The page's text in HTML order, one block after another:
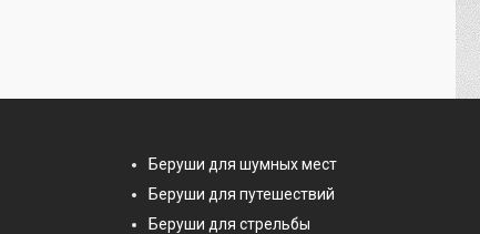
Беруши для шумных мест
Беруши для путешествий
Беруши для стрельбы